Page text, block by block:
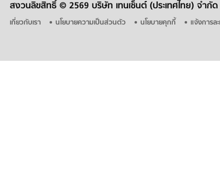
สงวนลิขสิทธิ์ © 2569 บริษัท เทนเซ็นต์ (ประเทศไทย) จำกัด
เกี่ยวกับเรา นโยบายความเป็นส่วนตัว นโยบายคุกกี้ แจ้งการล